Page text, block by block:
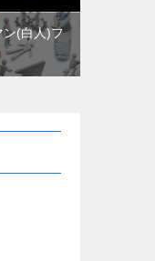
ン(白人)フ